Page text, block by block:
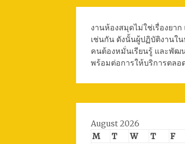
งานห้องสมุดไม่ใช่เรื่องยาก
เช่นกัน ดังนั้นผู้ปฏิบัติงานใ
คนต้องหมั่นเรียนรู้ และพัฒ
พร้อมต่อการให้บริการตลอ
August 2026
M
T W T F